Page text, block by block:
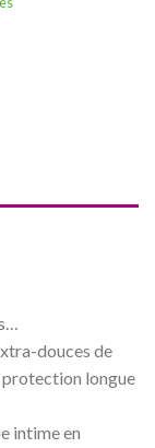
douces de
protection longue
intime en